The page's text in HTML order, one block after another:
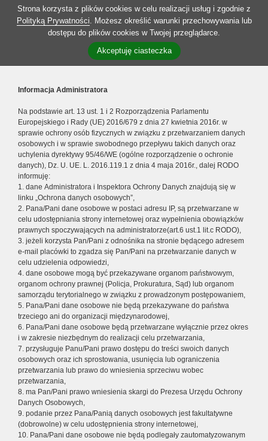
Strona korzysta z plików cookies w celu realizacji usług i zgodnie z
Polityką Prywatności. Możesz określić warunki przechowywania lub
dostępu do plików cookies w Twojej przeglądarce.
Akceptuję ciasteczka
Informacja Administratora
Na podstawie art. 13 ust. 1 i 2 Rozporządzenia Parlamentu
Europejskiego i Rady (UE) 2016/679 z dnia 27 kwietnia 2016r. w
sprawie ochrony osób fizycznych w związku z przetwarzaniem danych
osobowych i w sprawie swobodnego przepływu takich danych oraz
uchylenia dyrektywy 95/46/WE (ogólne rozporządzenie o ochronie
danych), Dz. U. UE. L. 2016.119.1 z dnia 4 maja 2016r., dalej RODO
informuję:
1. dane Administratora i Inspektora Ochrony Danych znajdują się w
linku „Ochrona danych osobowych”,
2. Pana/Pani dane osobowe w postaci adresu IP, są przetwarzane w
celu udostępniania strony internetowej oraz wypełnienia obowiązków
prawnych spoczywających na administratorze(art.6 ust.1 lit.c RODO),
3. jeżeli korzysta Pan/Pani z odnośnika na stronie będącego adresem
e-mail placówki to zgadza się Pan/Pani na przetwarzanie danych w
celu udzielenia odpowiedzi,
4. dane osobowe mogą być przekazywane organom państwowym,
organom ochrony prawnej (Policja, Prokuratura, Sąd) lub organom
samorządu terytorialnego w związku z prowadzonym postępowaniem,
5. Pana/Pani dane osobowe nie będą przekazywane do państwa
trzeciego ani do organizacji międzynarodowej,
6. Pana/Pani dane osobowe będą przetwarzane wyłącznie przez okres
i w zakresie niezbędnym do realizacji celu przetwarzania,
7. przysługuje Panu/Pani prawo dostępu do treści swoich danych
osobowych oraz ich sprostowania, usunięcia lub ograniczenia
przetwarzania lub prawo do wniesienia sprzeciwu wobec
przetwarzania,
8. ma Pan/Pani prawo wniesienia skargi do Prezesa Urzędu Ochrony
Danych Osobowych,
9. podanie przez Pana/Panią danych osobowych jest fakultatywne
(dobrowolne) w celu udostępnienia strony internetowej,
10. Pana/Pani dane osobowe nie będą podlegały zautomatyzowanym